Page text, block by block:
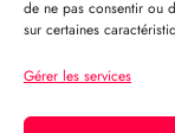
de ne pas consentir ou
sur certaines
Gérer les services